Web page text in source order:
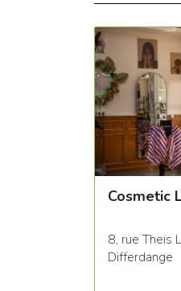
Cosmetic
8, rue Theis
Differdange